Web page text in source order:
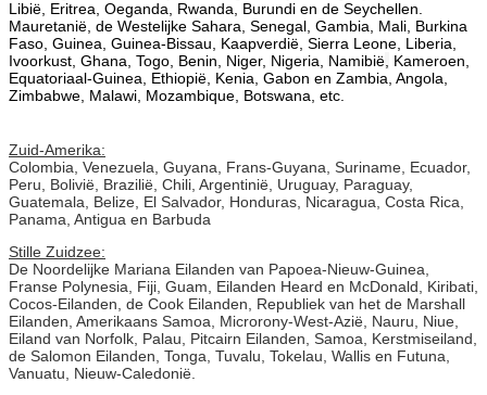
Libië, Eritrea, Oeganda, Rwanda, Burundi en de Seychellen.
Mauretanië, de Westelijke Sahara, Senegal, Gambia, Mali, Burkina
Faso, Guinea, Guinea-Bissau, Kaapverdië, Sierra Leone, Liberia,
Ivoorkust, Ghana, Togo, Benin, Niger, Nigeria, Namibië Kameroen,
Equatoriaal-Guinea, Ethiopië, Kenia, Gabon en Zambia, Angola,
Zimbabwe, Malawi, Mozambique, Botswana, etc.
Zuid-Amerika:
Colombia, Venezuela, Guyana, Frans-Guyana, Suriname, Ecuador,
Peru, Bolivië, Brazilië, Chili, Argentinië, Uruguay, Paraguay,
Guatemala, Belize, El Salvador, Honduras, Nicaragua, Costa Rica,
Panama, Antigua en Barbuda
Stille Zuidzee:
De Noordelijke Mariana Eilanden van Papoea-Nieuw-Guinea,
Franse Polynesia, Fiji, Guam, Eilanden Heard en McDonald, Kiribati,
Cocos-Eilanden, de Cook Eilanden, Republiek van het de Marshall
Eilanden, Amerikaans Samoa, Microrony-West-Azië, Nauru, Niue,
Eiland van Norfolk, Palau, Pitcairn Eilanden, Samoa, Kerstmiseiland,
de Salomon Eilanden, Tonga, Tuvalu, Tokelau, Wallis en Futuna,
Vanuatu, Nieuw-Caledonië.